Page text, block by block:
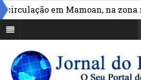
em Mamoan, na zona